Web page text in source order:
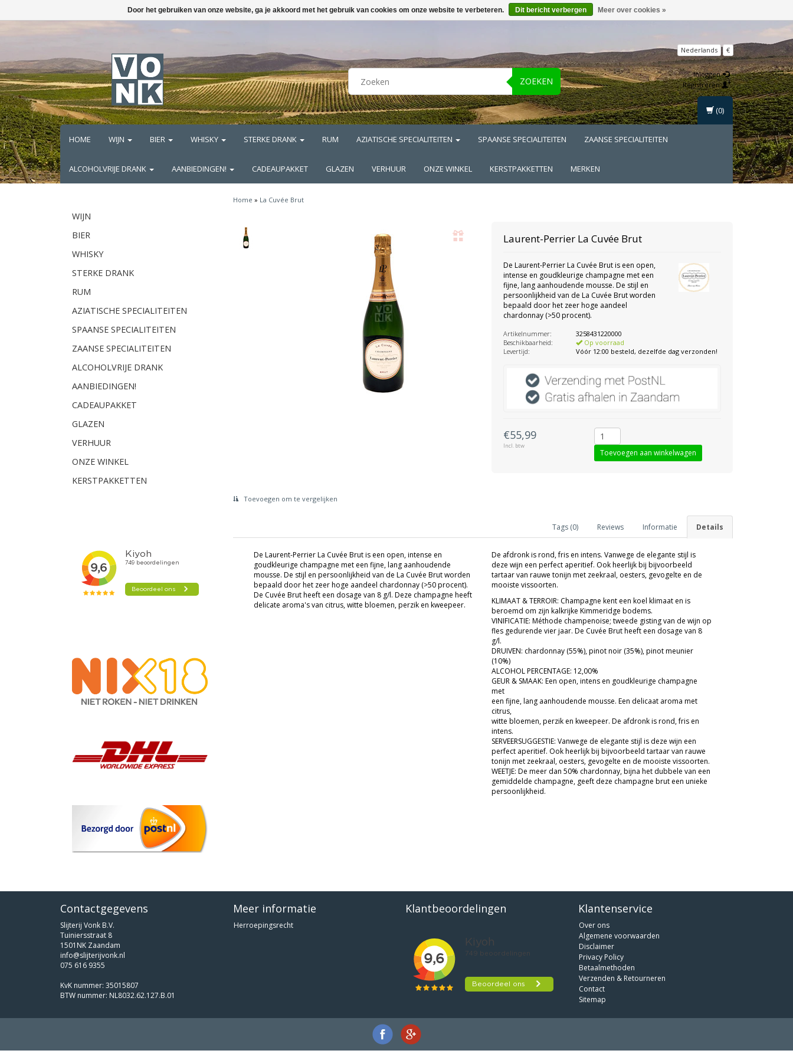
ZOEKEN
Nederlands €
Inloggen
Registreren
HOME WIJN BIER WHISKY STERKE DRANK RUM AZIATISCHE SPECIALITEITEN SPAANSE SPECIALITEITEN ZAANSE SPECIALITEITEN
ALCOHOLVRIJE DRANK AANBIEDINGEN! CADEAUPAKKET GLAZEN VERHUUR ONZE WINKEL KERSTPAKKETTEN MERKEN
(0)
WIJN
BIER
WHISKY
STERKE DRANK
RUM
AZIATISCHE SPECIALITEITEN
SPAANSE SPECIALITEITEN
ZAANSE SPECIALITEITEN
ALCOHOLVRIJE DRANK
AANBIEDINGEN!
CADEAUPAKKET
GLAZEN
VERHUUR
ONZE WINKEL
KERSTPAKKETTEN
Home » La Cuvée Brut
Laurent-Perrier La Cuvée Brut
De Laurent-Perrier La Cuvée Brut is een open,
intense en goudkleurige champagne met een
fijne, lang aanhoudende mousse. De stijl en
persoonlijkheid van de La Cuvée Brut worden
bepaald door het zeer hoge aandeel
chardonnay (>50 procent).
Artikelnummer:
3258431220000
Beschikbaarheid:
Op voorraad
Levertijd:
Vóór 12:00 besteld, dezelfde dag verzonden!
€55,99
Incl. btw
Toevoegen om te vergelijken
Details
Informatie
Reviews
Tags (0)
De Laurent-Perrier La Cuvée Brut is een open, intense en
goudkleurige champagne met een fijne, lang aanhoudende
mousse. De stijl en persoonlijkheid van de La Cuvée Brut worden
bepaald door het zeer hoge aandeel chardonnay (>50 procent).
De Cuvée Brut heeft een dosage van 8 g/l. Deze champagne heeft
delicate aroma's van citrus, witte bloemen, perzik en kweepeer.
De afdronk is rond, fris en intens. Vanwege de elegante stijl is
deze wijn een perfect aperitief. Ook heerlijk bij bijvoorbeeld
tartaar van rauwe tonijn met zeekraal, oesters, gevogelte en de
mooiste vissoorten.
KLIMAAT & TERROIR: Champagne kent een koel klimaat en is
beroemd om zijn kalkrijke Kimmeridge bodems.
VINIFICATIE: Méthode champenoise; tweede gisting van de wijn op
fles gedurende vier jaar. De Cuvée Brut heeft een dosage van 8
g/l.
DRUIVEN: chardonnay (55%), pinot noir (35%), pinot meunier
(10%)
ALCOHOL PERCENTAGE: 12,00%
GEUR & SMAAK: Een open, intens en goudkleurige champagne
met
een fijne, lang aanhoudende mousse. Een delicaat aroma met
citrus,
witte bloemen, perzik en kweepeer. De afdronk is rond, fris en
intens.
SERVEERSUGGESTIE: Vanwege de elegante stijl is deze wijn een
perfect aperitief. Ook heerlijk bij bijvoorbeeld tartaar van rauwe
tonijn met zeekraal, oesters, gevogelte en de mooiste vissoorten.
WEETJE: De meer dan 50% chardonnay, bijna het dubbele van een
gemiddelde champagne, geeft deze champagne brut een unieke
persoonlijkheid.
Contactgegevens
Slijterij Vonk B.V.
Tuiniersstraat 8
1501NK Zaandam
info@slijterijvonk.nl
075 616 9355
KvK nummer: 35015807
BTW nummer: NL8032.62.127.B.01
Meer informatie
Herroepingsrecht
Klantbeoordelingen Klantenservice
Over ons
Algemene voorwaarden
Disclaimer
Privacy Policy
Betaalmethoden
Verzenden & Retourneren
Contact
Sitemap
Door het gebruiken van onze website, ga je akkoord met het gebruik van cookies om onze website te verbeteren. Dit bericht verbergen Meer over cookies »